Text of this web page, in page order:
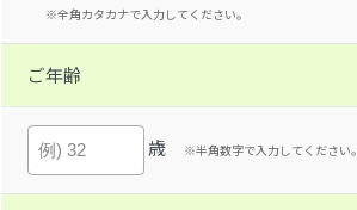
※全角カタカナで入力してください。
ご年齢
歳 ※半角数字で入力してください。